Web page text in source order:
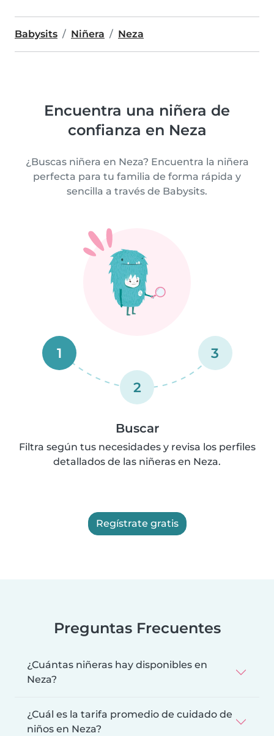
Babysits Niñera Neza
Encuentra una niñera de
confianza en Neza
¿Buscas niñera en Neza? Encuentra la niñera
perfecta para tu familia de forma rápida y
sencilla a través de Babysits.
1
2
3
Buscar
Filtra según tus necesidades y revisa los perfiles
detallados de las niñeras en Neza.
Regístrate gratis
Preguntas Frecuentes
¿Cuántas niñeras hay disponibles en
Neza?
¿Cuál es la tarifa promedio de cuidado de
niños en Neza?